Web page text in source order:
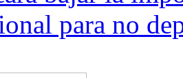
para no